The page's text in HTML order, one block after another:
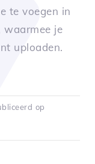
te voegen in
waarmee je
uploaden.
op